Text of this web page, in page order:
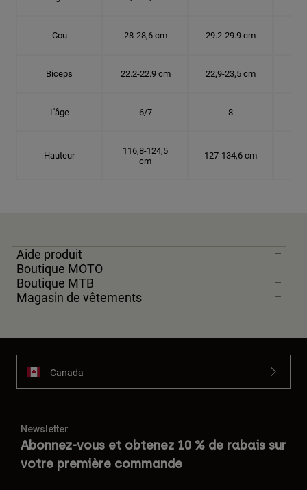
Cou 28-28,6 cm 29.2-29.9 cm
Biceps 22.2-22.9 cm 22,9-23,5 cm
L'âge 6/7 8
Hauteur
116,8-124,5
cm
127-134,6 cm
Aide produit
Boutique MOTO
Boutique MTB
Magasin de vêtements
Canada
Newsletter
Abonnez-vous et obtenez 10 % de rabais sur
votre première commande